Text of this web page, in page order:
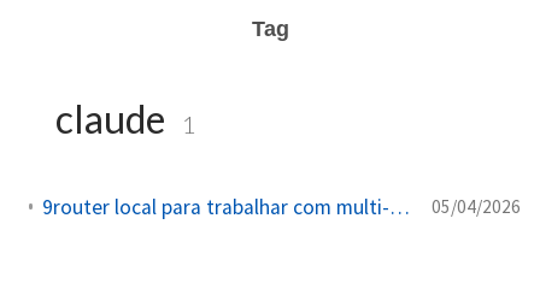
Tag
claude 1
9router local para trabalhar com multi-LLM sem interrupcao 05/04/2026